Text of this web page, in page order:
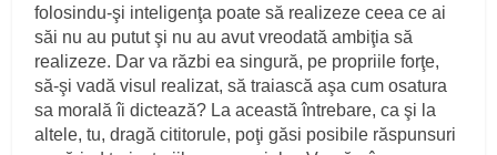
folosindu-şi inteligenţa poate să realizeze ceea ce ai
săi nu au putut şi nu au avut vreodată ambiţia să
realizeze. Dar va răzbi ea singură, pe propriile forţe,
să-şi vadă visul realizat, să traiască aşa cum osatura
sa morală îi dictează? La această întrebare, ca şi la
altele, tu, dragă cititorule, poţi găsi posibile răspunsuri